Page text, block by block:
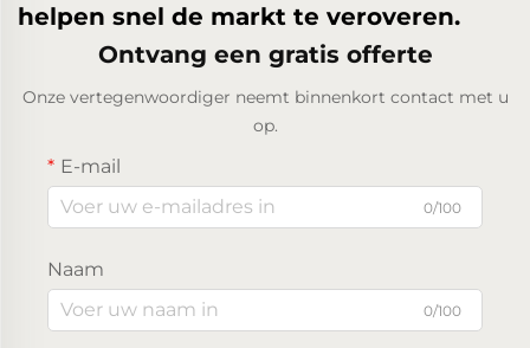
helpen snel de markt te veroveren.
Ontvang een gratis offerte
Onze vertegenwoordiger neemt binnenkort contact met u
op.
E-mail
0/100
Naam
0/100